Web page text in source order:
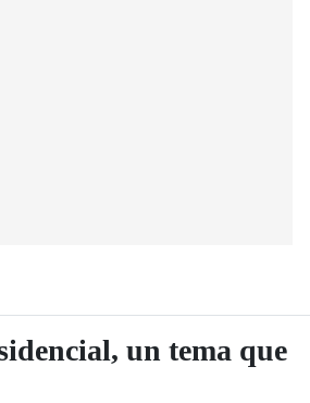
un tema que